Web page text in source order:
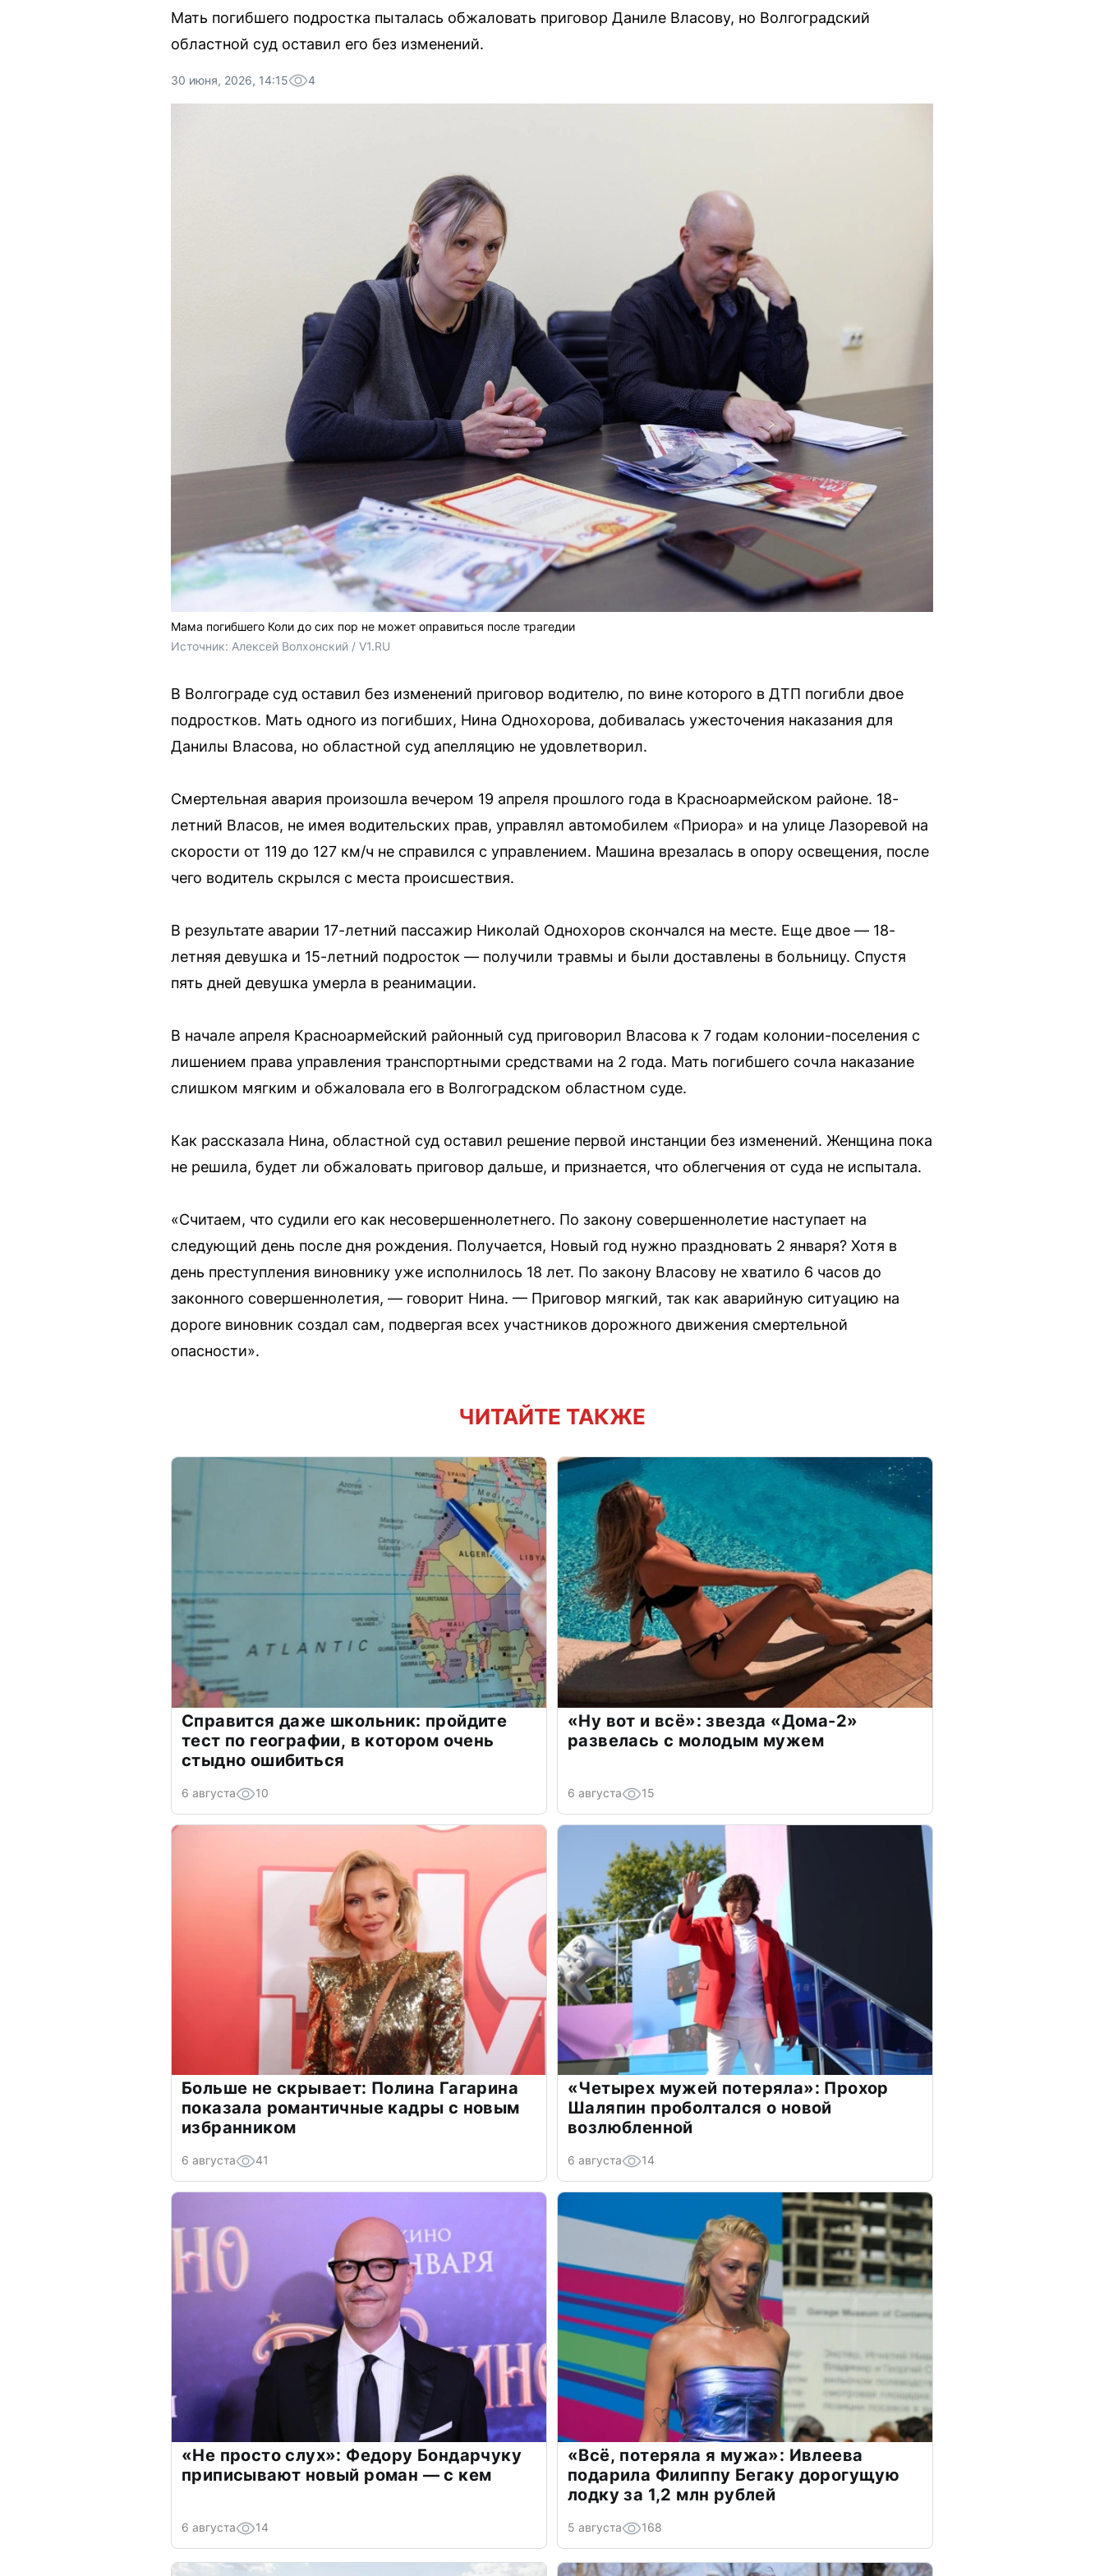
Мать погибшего подростка пыталась обжаловать приговор Даниле Власову, но Волгоградский
областной суд оставил его без изменений.
30 июня, 2026, 14:15 4
Мама погибшего Коли до сих пор не может оправиться после трагедии
Источник: Алексей Волхонский / V1.RU
В Волгограде суд оставил без изменений приговор водителю, по вине которого в ДТП погибли двое
подростков. Мать одного из погибших, Нина Однохорова, добивалась ужесточения наказания для
Данилы Власова, но областной суд апелляцию не удовлетворил.
Смертельная авария произошла вечером 19 апреля прошлого года в Красноармейском районе. 18-
летний Власов, не имея водительских прав, управлял автомобилем «Приора» и на улице Лазоревой на
скорости от 119 до 127 км/ч не справился с управлением. Машина врезалась в опору освещения, после
чего водитель скрылся с места происшествия.
В результате аварии 17-летний пассажир Николай Однохоров скончался на месте. Еще двое — 18-
летняя девушка и 15-летний подросток — получили травмы и были доставлены в больницу. Спустя
пять дней девушка умерла в реанимации.
В начале апреля Красноармейский районный суд приговорил Власова к 7 годам колонии-поселения с
лишением права управления транспортными средствами на 2 года. Мать погибшего сочла наказание
слишком мягким и обжаловала его в Волгоградском областном суде.
Как рассказала Нина, областной суд оставил решение первой инстанции без изменений. Женщина пока
не решила, будет ли обжаловать приговор дальше, и признается, что облегчения от суда не испытала.
«Считаем, что судили его как несовершеннолетнего. По закону совершеннолетие наступает на
следующий день после дня рождения. Получается, Новый год нужно праздновать 2 января? Хотя в
день преступления виновнику уже исполнилось 18 лет. По закону Власову не хватило 6 часов до
законного совершеннолетия, — говорит Нина. — Приговор мягкий, так как аварийную ситуацию на
дороге виновник создал сам, подвергая всех участников дорожного движения смертельной
опасности».
ЧИТАЙТЕ ТАКЖЕ
Справится даже школьник: пройдите
тест по географии, в котором очень
стыдно ошибиться
6 августа 10
«Ну вот и всё»: звезда «Дома-2»
развелась с молодым мужем
6 августа 15
Больше не скрывает: Полина Гагарина
показала романтичные кадры с новым
избранником
6 августа 41
«Четырех мужей потеряла»: Прохор
Шаляпин проболтался о новой
возлюбленной
6 августа 14
«Не просто слух»: Федору Бондарчуку
приписывают новый роман — с кем
6 августа 14
«Всё, потеряла я мужа»: Ивлеева
подарила Филиппу Бегаку дорогущую
лодку за 1,2 млн рублей
5 августа 168